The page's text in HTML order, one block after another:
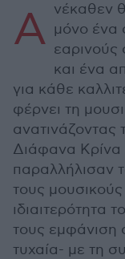
Α νέκαθεν
μόνο ένα
και ένα
για κάθε
φέρνει τη
ανατινάζοντας
Διάφανα Κρίνα
παραλλήλισαν
τους
ιδιαιτερότητα
τους εμφάνιση
τυχαία- με τη